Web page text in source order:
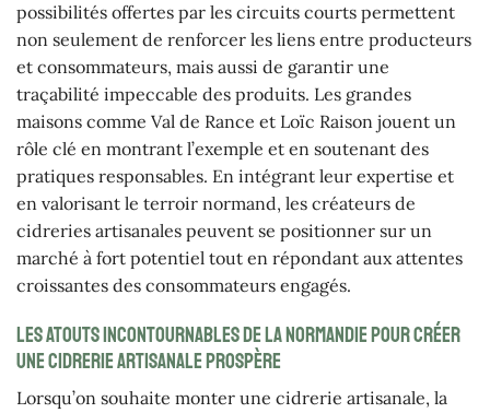
possibilités offertes par les circuits courts permettent
non seulement de renforcer les liens entre producteurs
et consommateurs, mais aussi de garantir une
traçabilité impeccable des produits. Les grandes
maisons comme Val de Rance et Loïc Raison jouent un
rôle clé en montrant l’exemple et en soutenant des
pratiques responsables. En intégrant leur expertise et
en valorisant le terroir normand, les créateurs de
cidreries artisanales peuvent se positionner sur un
marché à fort potentiel tout en répondant aux attentes
croissantes des consommateurs engagés.
Les atouts incontournables de la Normandie pour créer
une cidrerie artisanale prospère
Lorsqu’on souhaite monter une cidrerie artisanale, la